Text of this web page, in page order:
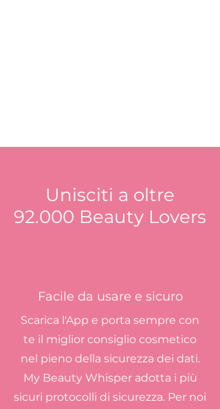
Unisciti a oltre
92.000 Beauty Lovers
Facile da usare e sicuro
Scarica l'App e porta sempre con
te il miglior consiglio cosmetico
nel pieno della sicurezza dei dati.
My Beauty Whisper adotta i più
sicuri protocolli di sicurezza. Per noi